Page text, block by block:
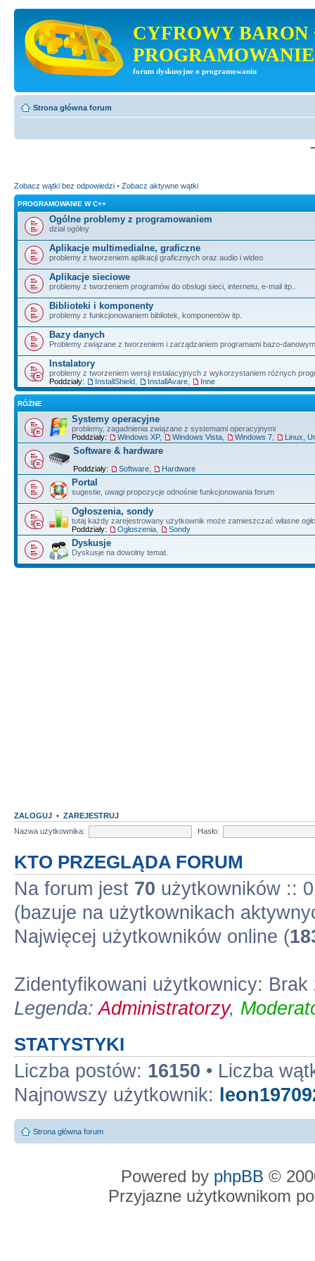
CYFROWY BARON
PROGRAMOWANIE
forum dyskusyjne o programowaniu
Strona główna forum
Zobacz wątki bez odpowiedzi • Zobacz aktywne wątki
PROGRAMOWANIE W C++
Ogólne problemy z programowaniem
dział ogólny
Aplikacje multimedialne, graficzne
problemy z tworzeniem aplikacji graficznych oraz audio i wideo
Aplikacje sieciowe
problemy z tworzeniem programów do obsługi sieci, internetu, e-mail itp..
Biblioteki i komponenty
problemy z funkcjonowaniem bibliotek, komponentów itp.
Bazy danych
Problemy związane z tworzeniem i zarządzaniem programami bazo-
Instalatory
problemy z tworzeniem wersji instalacyjnych z wykorzystaniem różnych
Poddziały:
InstallShield InstallAvare Inne
RÓŻNE
Systemy operacyjne
problemy, zagadnienia związane z systemami operacyjnymi
Poddziały:
Windows XP, Windows Vista Windows 7 Linux,
Software & hardware
Poddziały: Software Hardware
Portal
sugestie, uwagi propozycje odnośnie funkcjonowania forum
Ogłoszenia, sondy
tutaj każdy zarejestrowany użytkownik może zamieszczać własne
Poddziały:
Ogłoszenia Sondy
Dyskusje
Dyskusje na dowolny temat.
ZALOGUJ • ZAREJESTRUJ
Nazwa użytkownika:
Hasło:
KTO PRZEGLĄDA FORUM
Na forum jest 70 użytkowników ::
(bazuje na użytkownikach
Najwięcej użytkowników online (
Zidentyfikowani użytkownicy:
Legenda:Administratorzy,
STATYSTYKI
Liczba postów: 16150 • Liczba
Najnowszy użytkownik:
Strona główna forum
Powered by phpBB ©
Przyjazne użytkownikom